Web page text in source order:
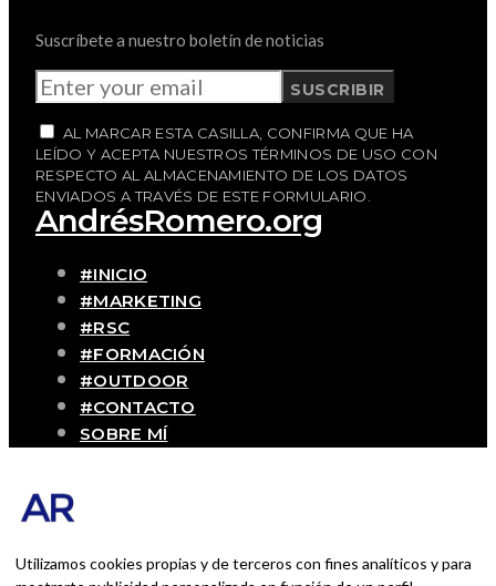
Suscríbete a nuestro boletín de noticias
SUSCRIBIR
AL MARCAR ESTA CASILLA, CONFIRMA QUE HA
LEÍDO Y ACEPTA NUESTROS TÉRMINOS DE USO CON
RESPECTO AL ALMACENAMIENTO DE LOS DATOS
ENVIADOS A TRAVÉS DE ESTE FORMULARIO.
AndrésRomero.org
#INICIO
#MARKETING
#RSC
#FORMACIÓN
#OUTDOOR
#CONTACTO
SOBRE MÍ
Romero. Experiencias personales y
con lo que hace cada día
Utilizamos cookies propias y de terceros con fines analíticos y para